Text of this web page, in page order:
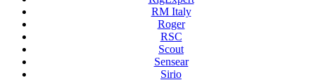
RM Italy
Roger
RSC
Scout
Sensear
Sirio